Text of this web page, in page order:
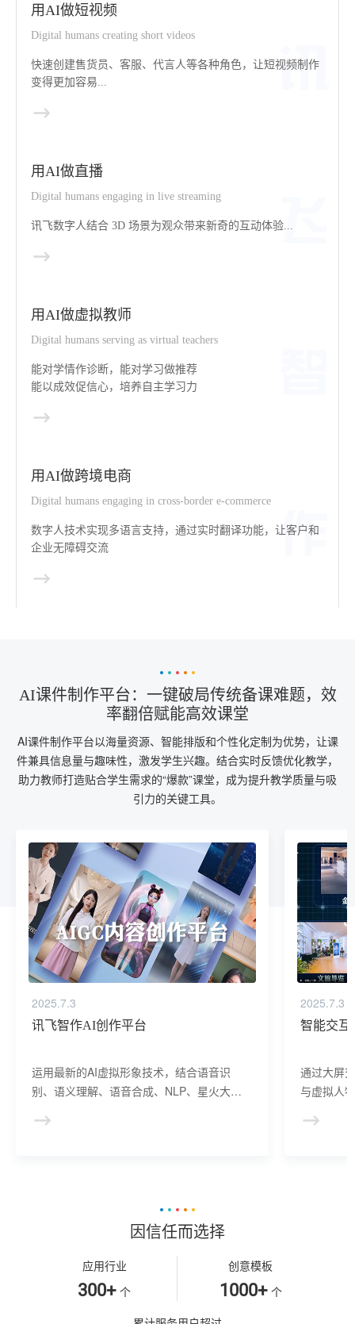
用AI做短视频
Digital humans creating short videos
快速创建售货员、客服、代言人等各种角色，让短视频制作
变得更加容易...
用AI做直播
Digital humans engaging in live streaming
讯飞数字人结合 3D 场景为观众带来新奇的互动体验...
用AI做虚拟教师
Digital humans serving as virtual teachers
能对学情作诊断，能对学习做推荐
能以成效促信心，培养自主学习力
用AI做跨境电商
Digital humans engaging in cross-border e-commerce
数字人技术实现多语言支持，通过实时翻译功能，让客户和
企业无障碍交流
AI课件制作平台：一键破局传统备课难题，效
率翻倍赋能高效课堂
AI课件制作平台以海量资源、智能排版和个性化定制为优势，让课
件兼具信息量与趣味性，激发学生兴趣。结合实时反馈优化教学，
助力教师打造贴合学生需求的“爆款”课堂，成为提升教学质量与吸
引力的关键工具。
2025.7.3
讯飞智作AI创作平台
运用最新的AI虚拟形象技术，结合语音识
别、语义理解、语音合成、NLP、星火大模
建、AI驱动、多模态交互的多场景虚拟人产
2025.7.3
智能交互
通过大屏
与虚拟人
景，可广
因信任而选择
应用行业
300+ 个
创意模板
1000+ 个